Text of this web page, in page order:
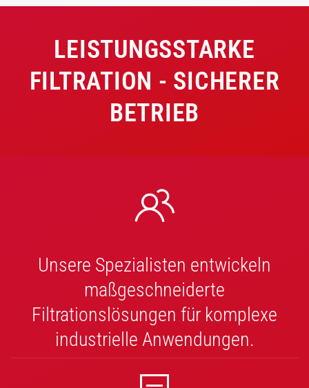
LEISTUNGSSTARKE
FILTRATION - SICHERER
BETRIEB
Unsere Spezialisten entwickeln
maßgeschneiderte
Filtrationslösungen für komplexe
industrielle Anwendungen.